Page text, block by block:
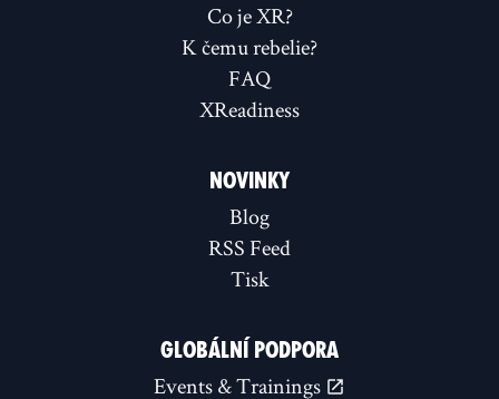
Co je XR?
K čemu rebelie?
FAQ
XReadiness
NOVINKY
Blog
RSS Feed
Tisk
GLOBÁLNÍ PODPORA
Events & Trainings